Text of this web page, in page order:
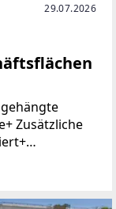
29.07.2026
Zusätzliche